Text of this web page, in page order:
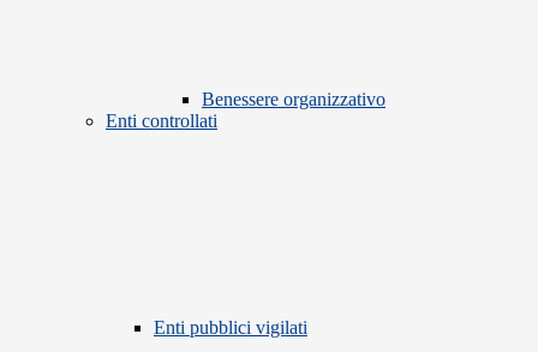
Benessere organizzativo
Enti controllati
Enti pubblici vigilati